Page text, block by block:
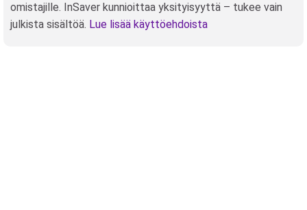
omistajille. InSaver kunnioittaa yksityisyyttä – tukee vain
julkista sisältöä. Lue lisää käyttöehdoista